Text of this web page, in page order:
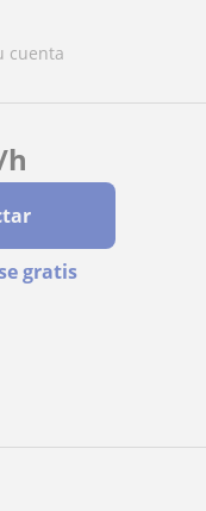
cuenta
gratis